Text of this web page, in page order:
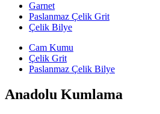
Garnet
Paslanmaz Çelik Grit
Çelik Bilye
Cam Kumu
Çelik Grit
Paslanmaz Çelik Bilye
Anadolu Kumlama